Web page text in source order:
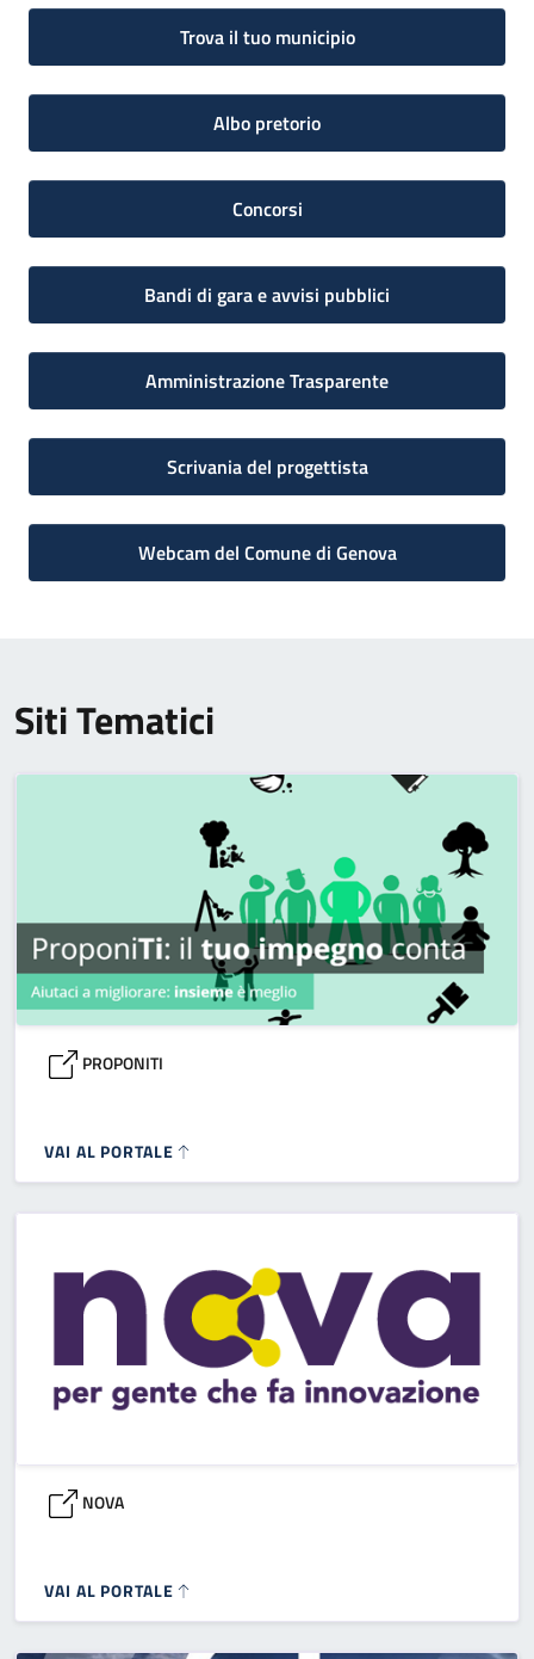
Trova il tuo municipio
Albo pretorio
Concorsi
Bandi di gara e avvisi pubblici
Amministrazione Trasparente
Scrivania del progettista
Webcam del Comune di Genova
Siti Tematici
PROPONITI
VAI AL PORTALE
NOVA
VAI AL PORTALE